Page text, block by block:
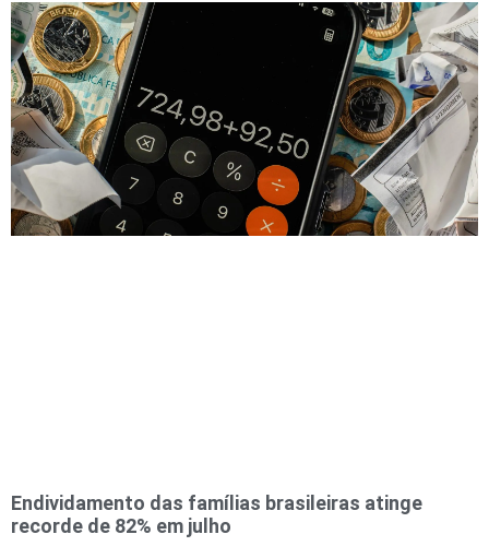
Endividamento das famílias brasileiras atinge
recorde de 82% em julho